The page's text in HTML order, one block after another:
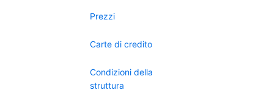
Prezzi
Carte di credito
Condizioni della
struttura